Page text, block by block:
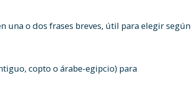
una o dos frases breves, útil para elegir según
copto o árabe-egipcio) para